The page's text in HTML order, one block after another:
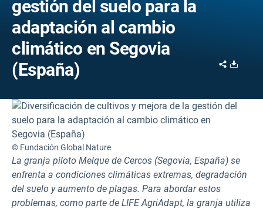
gestión del suelo para la
adaptación al cambio
climático en Segovia
(España)
Share
© Fundación Global Nature
La granja piloto Melque de Cercos (Segovia, España) se
enfrenta a condiciones climáticas extremas, degradación
del suelo y aumento de plagas. Para abordar estos
problemas, como parte de LIFE AgriAdapt, la granja utiliza